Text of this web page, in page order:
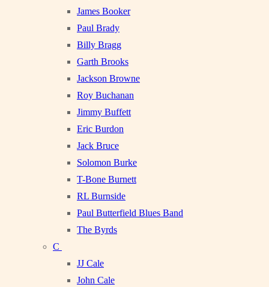
James Booker
Paul Brady
Billy Bragg
Garth Brooks
Jackson Browne
Roy Buchanan
Jimmy Buffett
Eric Burdon
Jack Bruce
Solomon Burke
T-Bone Burnett
RL Burnside
Paul Butterfield Blues Band
The Byrds
C
JJ Cale
John Cale